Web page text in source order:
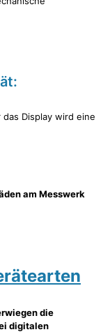
Display wird eine
am Messwerk
die
digitalen